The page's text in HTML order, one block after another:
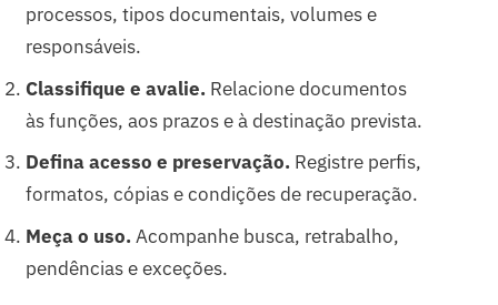
processos, tipos documentais, volumes e
responsáveis.
Classifique e avalie. Relacione documentos
às funções, aos prazos e à destinação prevista.
Defina acesso e preservação. Registre perfis,
formatos, cópias e condições de recuperação.
Meça o uso. Acompanhe busca, retrabalho,
pendências e exceções.